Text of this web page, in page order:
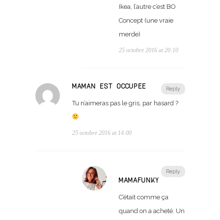
Ikea, l’autre c’est BO
Concept (une vraie
merde)
25 octobre 2016 at 20:10
Reply
MAMAN EST OCCUPÉE
Tu n’aimeras pas le gris, par hasard ?
25 octobre 2016 at 14:00
Reply
MAMAFUNKY
C’était comme ça
quand on a acheté. Un